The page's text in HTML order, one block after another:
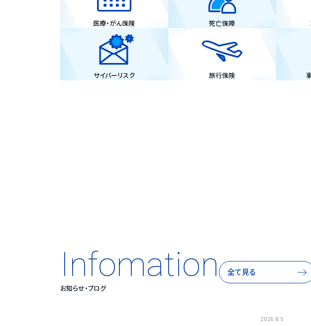
医療・がん保険 死亡保障
サイバーリスク 旅行保険
Infomation
お知らせ・ブログ
全て見る
2026.8.5